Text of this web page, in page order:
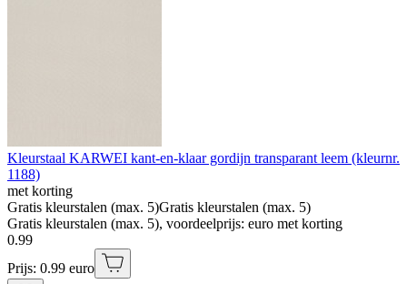
Kleurstaal KARWEI kant-en-klaar gordijn transparant leem (kleurnr.
1188)
met korting
Gratis kleurstalen (max. 5)Gratis kleurstalen (max. 5)
Gratis kleurstalen (max. 5), voordeelprijs: euro met korting
0.99
Prijs: 0.99 euro